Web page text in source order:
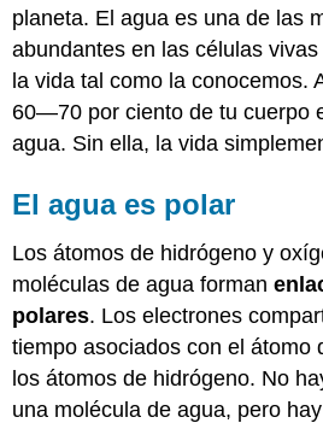
planeta. El agua es una de las
abundantes en las células
la vida tal como la conocemos.
60—70 por ciento de tu cuerpo
agua. Sin ella, la vida
El agua es polar
Los átomos de hidrógeno y
moléculas de agua forman
polares. Los electrones
tiempo asociados con el átomo
los átomos de hidrógeno. No
una molécula de agua, pero